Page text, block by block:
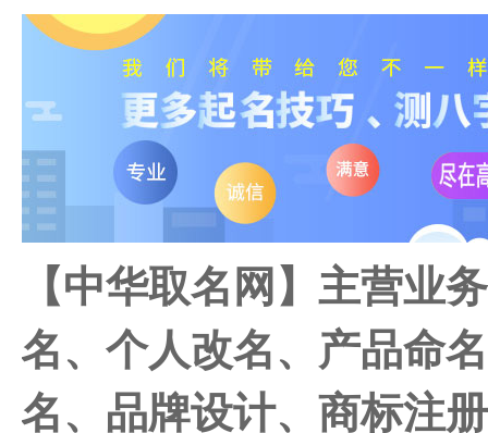
【中华取名网】主营业
名、个人改名、产品命
名、品牌设计、商标注